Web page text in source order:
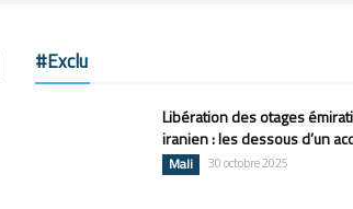
#Exclu
Libération des otages
iranien : les dessous d’un
Mali 30 octobre 2025